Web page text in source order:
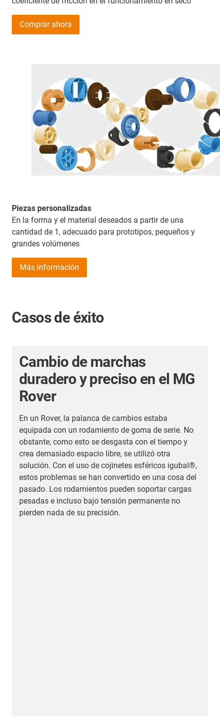
Comprar ahora
Piezas personalizadas
En la forma y el material deseados a partir de una
cantidad de 1, adecuado para prototipos, pequeños y
grandes volúmenes
Más información
Casos de éxito
Cambio de marchas
duradero y preciso en el MG
Rover
En un Rover, la palanca de cambios estaba
equipada con un rodamiento de goma de serie. No
obstante, como esto se desgasta con el tiempo y
crea demasiado espacio libre, se utilizó otra
solución. Con el uso de cojinetes esféricos igubal®,
estos problemas se han convertido en una cosa del
pasado. Los rodamientos pueden soportar cargas
pesadas e incluso bajo tensión permanente no
pierden nada de su precisión.